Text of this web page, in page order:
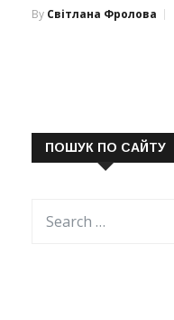
By Світлана Фролова
ПОШУК ПО САЙТУ